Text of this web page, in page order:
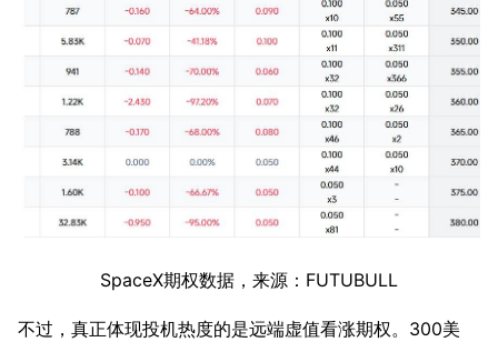
SpaceX期权数据，来源：FUTUBULL
不过，真正体现投机热度的是远端虚值看涨期权。300美